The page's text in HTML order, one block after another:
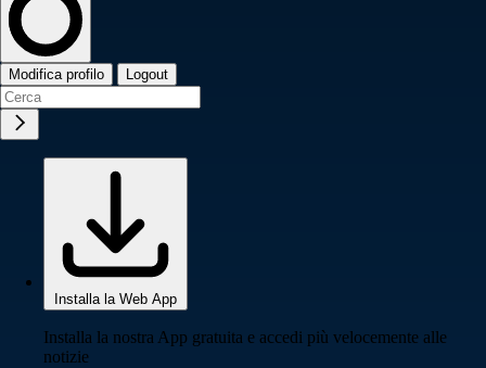
Modifica profilo Logout
Installa la Web App
Installa la nostra App gratuita e accedi più velocemente alle
notizie